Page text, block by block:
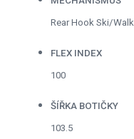
Rear Hook Ski/Walk
FLEX INDEX
100
ŠÍŘKA BOTIČKY
103.5